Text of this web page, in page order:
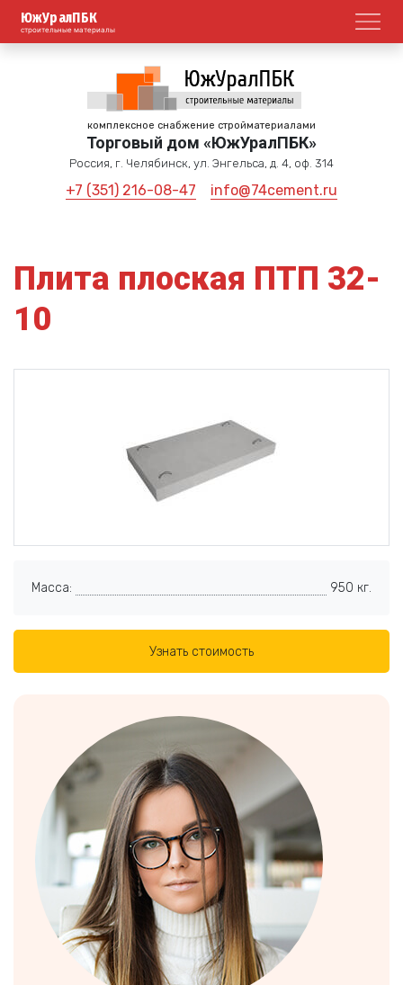
ЮжУралПБК
строительные материалы
комплексное снабжение стройматериалами
Торговый дом «ЮжУралПБК»
Россия, г. Челябинск, ул. Энгельса, д. 4, оф. 314
+7 (351) 216-08-47 info@74cement.ru
Плита плоская ПТП 32-
10
Масса: 950 кг.
Узнать стоимость